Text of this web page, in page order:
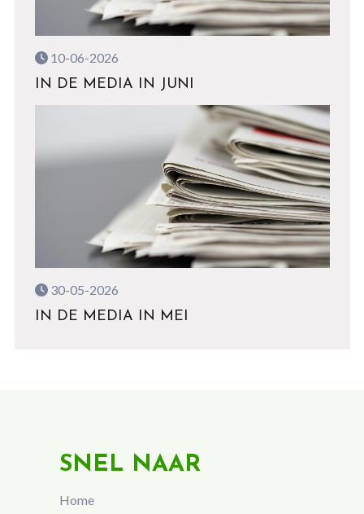
10-06-2026
IN DE MEDIA IN JUNI
30-05-2026
IN DE MEDIA IN MEI
SNEL NAAR
Home